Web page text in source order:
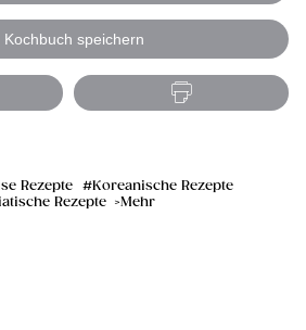
Kochbuch speichern
Rezepte
Koreanische Rezepte
Rezepte Mehr